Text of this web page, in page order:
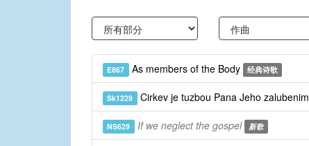
E867 As members of the Body 经典诗歌
Sk1229 Cirkev je tuzbou Pana Jeho zalubenim
NS629 If we neglect the gospel 新歌